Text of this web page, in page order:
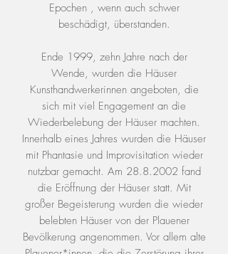
Epochen , wenn auch schwer
beschädigt, überstanden.
Ende 1999, zehn Jahre nach der
Wende, wurden die Häuser
Kunsthandwerkerinnen angeboten, die
sich mit viel Engagement an die
Wiederbelebung der Häuser machten.
Innerhalb eines Jahres wurden die Häuser
mit Phantasie und Improvisitation wieder
nutzbar gemacht. Am 28.8.2002 fand
die Eröffnung der Häuser statt. Mit
großer Begeisterung wurden die wieder
belebten Häuser von der Plauener
Bevölkerung angenommen. Vor allem alte